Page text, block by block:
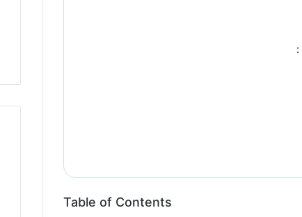
Table of Contents